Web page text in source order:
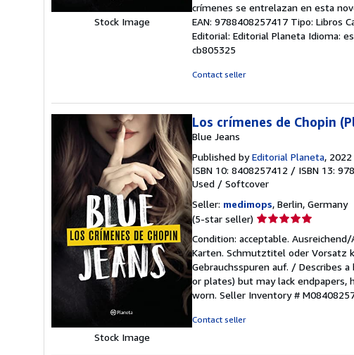
Stock Image
crímenes se entrelazan en esta
EAN: 9788408257417 Tipo: Libros
Editorial: Editorial Planeta Idioma:
cb805325
Contact seller
Stock Image
Los crímenes de Chopin
Blue Jeans
Published byEditorial Planeta, 2022
ISBN 10: 8408257412 / ISBN 13:
Used / Softcover
Seller: medimops, Berlin, Germany
(5-star seller) Seller
5
out
of
5
stars
Condition: acceptable.
Karten. Schmutztitel oder Vorsatz
Gebrauchsspuren auf. / Describes
or plates) but may lack endpapers,
worn. Seller Inventory #
Contact seller